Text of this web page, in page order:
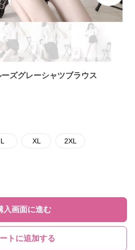
ズグレーシャツブラウス
L XL 2XL
入画面に進む
トに追加する